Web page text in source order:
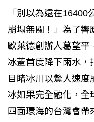
「別以為遠在
崩塌無關！」為了響
歐萊德創辦人葛望平
冰蓋首度降下雨水，
目睹冰川以驚人速
冰如果完全融化，全
四面環海的台灣會帶